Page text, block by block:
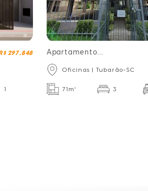
297.848
1
Apartamento
Residencial São José
Oficinas | Tubarão-SC
71m² 3